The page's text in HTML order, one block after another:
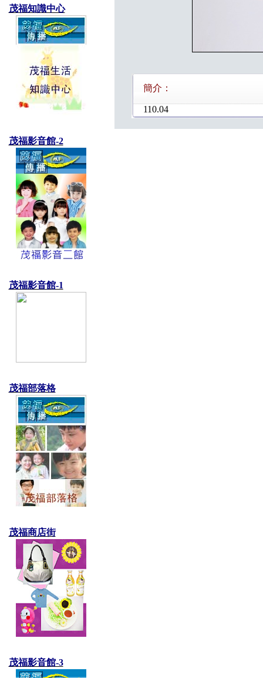
茂福知識中心
茂福影音館-2
茂福影音館-1
茂福部落格
茂福商店街
茂福影音館-3
簡介：
110.04